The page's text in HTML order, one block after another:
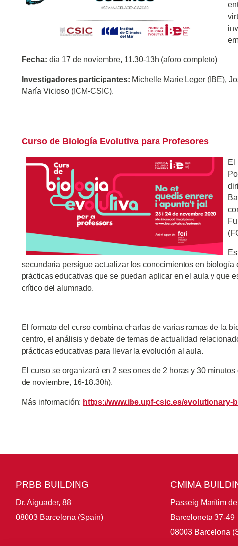
Fecha: día 17 de noviembre, 11.30-13h (aforo completo)
Investigadores participantes: Michelle Marie Leger (IBE),
María Vicioso (ICM-CSIC).
Curso de Biología Evolutiva para Profesores
El
secundaria persigue actualizar los conocimientos en
prácticas educativas que se puedan aplicar en el aula y que
crítico del alumnado.
El formato del curso combina charlas de varias ramas de la
centro, el análisis y debate de temas de actualidad
prácticas educativas para llevar la evolución al aula.
El curso se organizará en 2 sesiones de 2 horas y 30
de noviembre, 16-18.30h).
Más información: https://www.ibe.upf-csic.es/
PRBB BUILDING
Dr. Aiguader, 88
08003 Barcelona (Spain)
CMIMA
Passeig Marítim
Barceloneta 37-49
08003 Barcelona